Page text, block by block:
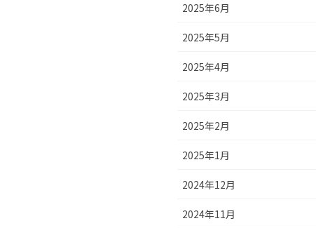
2025年6月
2025年5月
2025年4月
2025年3月
2025年2月
2025年1月
2024年12月
2024年11月